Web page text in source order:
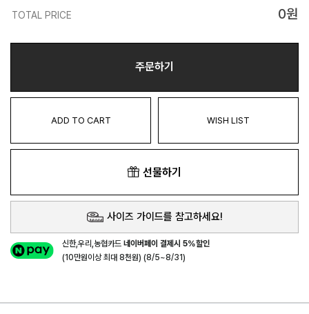
TOTAL PRICE 0원
주문하기
ADD TO CART WISH LIST
선물하기
사이즈 가이드를 참고하세요!
신한,우리,농협카드네이버페이 결제시 5%할인
(10만원이상 최대 8천원) (8/5~8/31)